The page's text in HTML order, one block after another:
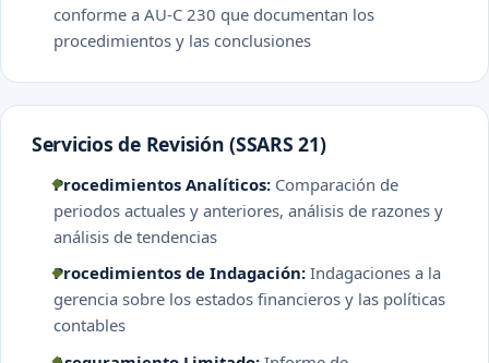
conforme a AU-C 230 que documentan los
procedimientos y las conclusiones
Servicios de Revisión (SSARS 21)
Procedimientos Analíticos: Comparación de
periodos actuales y anteriores, análisis de razones y
análisis de tendencias
Procedimientos de Indagación: Indagaciones a la
gerencia sobre los estados financieros y las políticas
contables